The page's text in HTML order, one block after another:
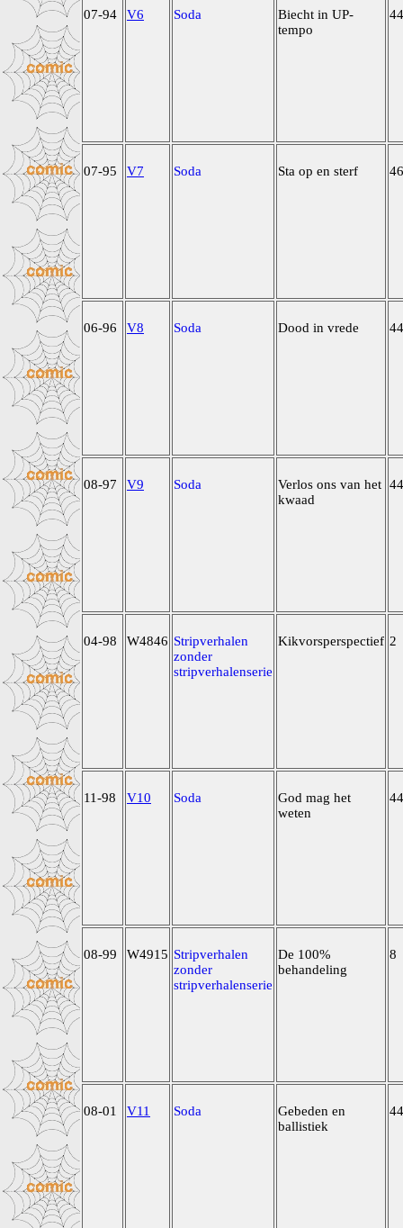
07-94 V6 Soda
Biecht in UP-
tempo
44
07-95 V7 Soda Sta op en sterf 46
06-96 V8 Soda Dood in vrede 44
08-97 V9 Soda
Verlos ons van het
kwaad
44
04-98 W4846 Stripverhalen
zonder
stripverhalenserie
Kikvorsperspectief 2
11-98 V10 Soda
God mag het
weten
44
08-99 W4915 Stripverhalen
zonder
stripverhalenserie
De 100%
behandeling
8
08-01 V11 Soda
Gebeden en
ballistiek
44